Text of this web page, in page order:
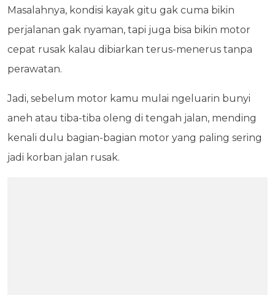
Masalahnya, kondisi kayak gitu gak cuma bikin
perjalanan gak nyaman, tapi juga bisa bikin motor
cepat rusak kalau dibiarkan terus-menerus tanpa
perawatan.
Jadi, sebelum motor kamu mulai ngeluarin bunyi
aneh atau tiba-tiba oleng di tengah jalan, mending
kenali dulu bagian-bagian motor yang paling sering
jadi korban jalan rusak.